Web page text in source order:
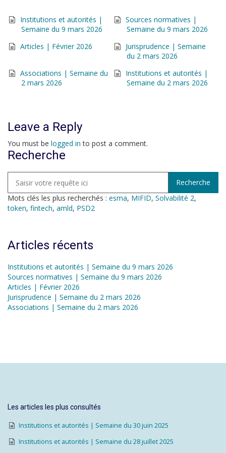
Institutions et autorités |
Semaine du 9 mars 2026
Sources normatives |
Semaine du 9 mars 2026
Articles | Février 2026
Jurisprudence | Semaine
du 2 mars 2026
Associations | Semaine du
2 mars 2026
Institutions et autorités |
Semaine du 2 mars 2026
Leave a Reply
You must be logged in to post a comment.
Recherche
Mots clés les plus recherchés : esma, MIFID, Solvabilité 2,
token, fintech, amld, PSD2
Articles récents
Institutions et autorités | Semaine du 9 mars 2026
Sources normatives | Semaine du 9 mars 2026
Articles | Février 2026
Jurisprudence | Semaine du 2 mars 2026
Associations | Semaine du 2 mars 2026
Les articles les plus consultés
Institutions et autorités | Semaine du 30 juin 2025
Institutions et autorités | Semaine du 28 juillet 2025